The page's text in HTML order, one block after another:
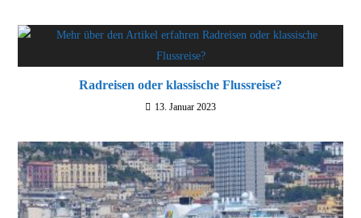
Radreisen oder klassische Flussreise?
13. Januar 2023